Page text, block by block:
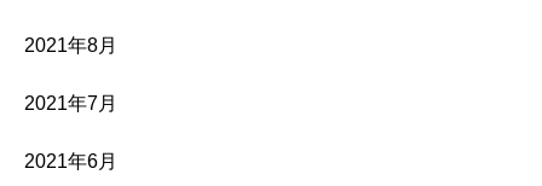
2021年8月
2021年7月
2021年6月